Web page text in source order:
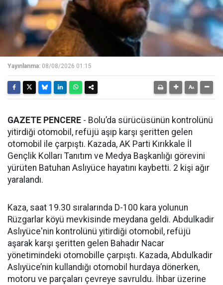
Yayınlanma: 08/08/2026 01:15
GAZETE PENCERE - Bolu’da sürücüsünün kontrolünü
yitirdiği otomobil, refüjü aşıp karşı şeritten gelen
otomobil ile çarpıştı. Kazada, AK Parti Kırıkkale İl
Gençlik Kolları Tanıtım ve Medya Başkanlığı görevini
yürüten Batuhan Aslıyüce hayatını kaybetti. 2 kişi ağır
yaralandı.
Kaza, saat 19.30 sıralarında D-100 kara yolunun
Rüzgarlar köyü mevkisinde meydana geldi. Abdulkadir
Aslıyüce'nin kontrolünü yitirdiği otomobil, refüjü
aşarak karşı şeritten gelen Bahadır Nacar
yönetimindeki otomobille çarpıştı. Kazada, Abdulkadir
Aslıyüce’nin kullandığı otomobil hurdaya dönerken,
motoru ve parçaları çevreye savruldu. İhbar üzerine